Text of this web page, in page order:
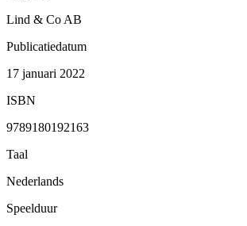
Lind & Co AB
Publicatiedatum
17 januari 2022
ISBN
9789180192163
Taal
Nederlands
Speelduur